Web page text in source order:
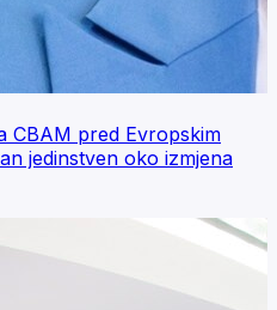
CBAM pred Evropskim
jedinstven oko izmjena